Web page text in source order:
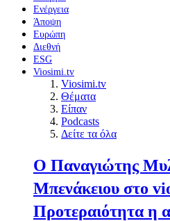
Ενέργεια
Άποψη
Ευρώπη
Διεθνή
ESG
Viosimi.tv
Viosimi.tv
Θέματα
Είπαν
Podcasts
Δείτε τα όλα
Ο Παναγιώτης
Μπενάκειου στο
Προτεραιότητα η